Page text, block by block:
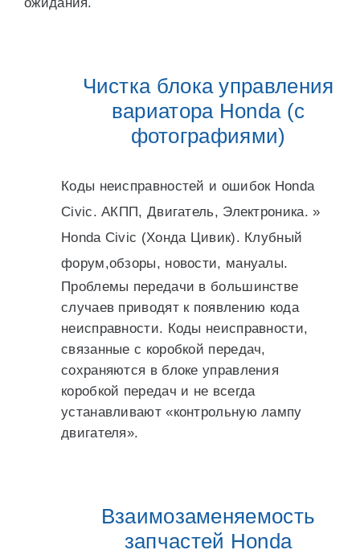
Чистка блока управления
вариатора Honda (с
фотографиями)
Коды неисправностей и ошибок Honda
Civic. АКПП, Двигатель, Электроника. »
Honda Civic (Хонда Цивик). Клубный
форум,обзоры, новости, мануалы.
Проблемы передачи в большинстве
случаев приводят к появлению кода
неисправности. Коды неисправности,
связанные с коробкой передач,
сохраняются в блоке управления
коробкой передач и не всегда
устанавливают «контрольную лампу
двигателя».
Взаимозаменяемость
запчастей Honda